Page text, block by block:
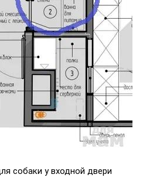
собаки у входной двери